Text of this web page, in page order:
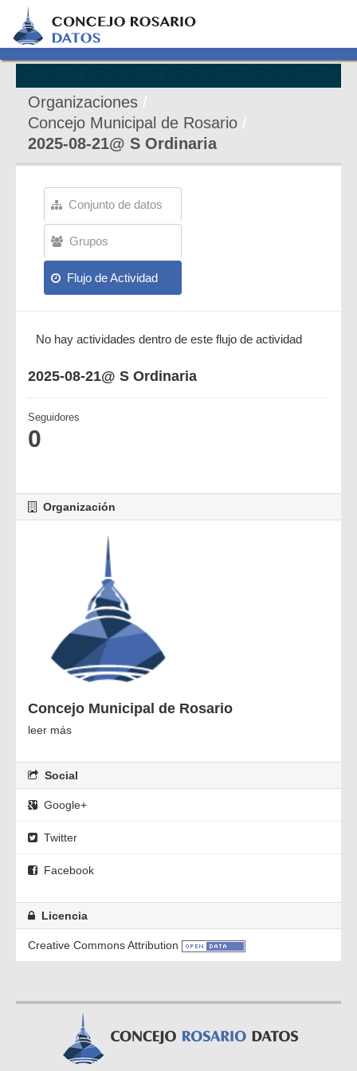
Organizaciones
Concejo Municipal de Rosario
2025-08-21@ S Ordinaria
Conjunto de datos
Grupos
Flujo de Actividad
No hay actividades dentro de este flujo de actividad
2025-08-21@ S Ordinaria
Seguidores
0
Organización
Concejo Municipal de Rosario
leer más
Social
Google+
Twitter
Facebook
Licencia
Creative Commons Attribution